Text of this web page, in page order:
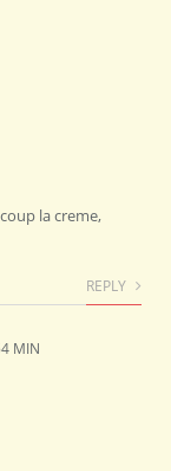
la creme,
REPLY
MIN